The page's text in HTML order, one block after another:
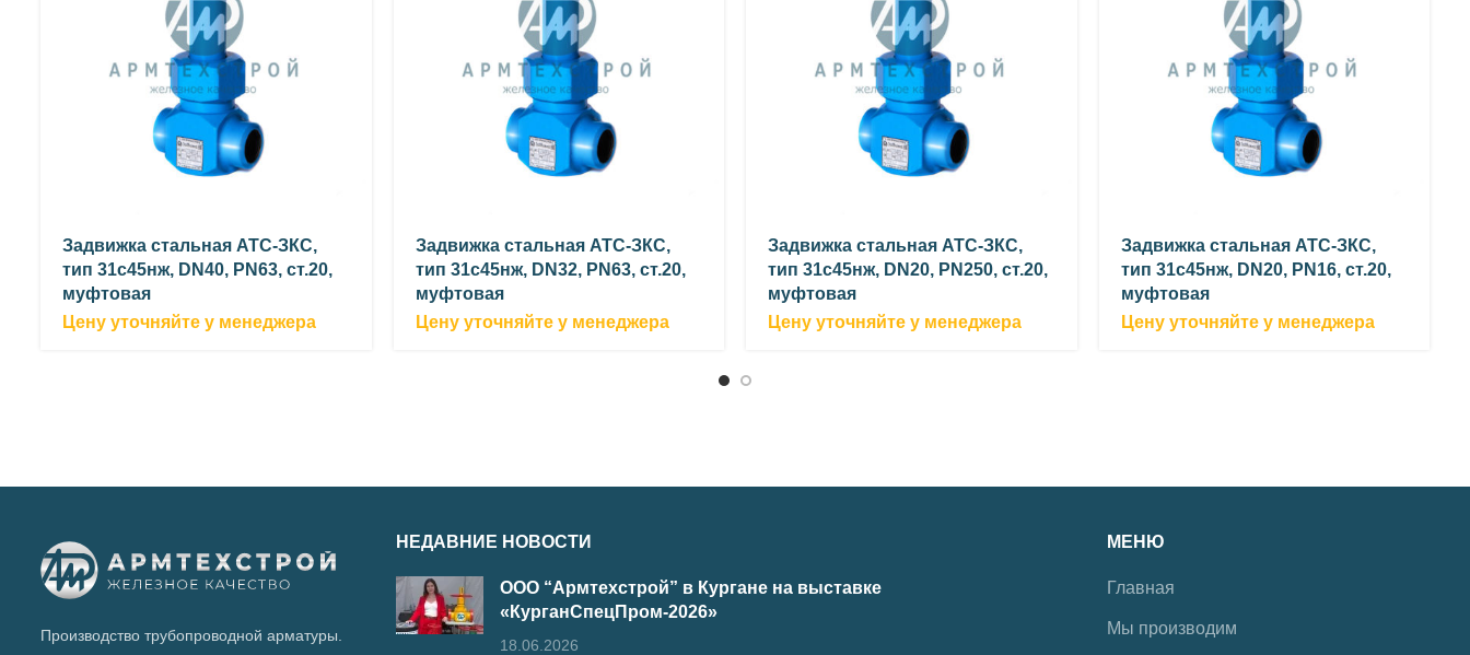
Задвижка стальная АТС-ЗКС,
тип 31с45нж, DN40, PN63, ст.20,
муфтовая
Цену уточняйте у менеджера
Задвижка стальная АТС-ЗКС,
тип 31с45нж, DN32, PN63, ст.20,
муфтовая
Цену уточняйте у менеджера
Задвижка стальная АТС-ЗКС,
тип 31с45нж, DN20, PN250, ст.20,
муфтовая
Цену уточняйте у менеджера
Задвижка стальная АТС-ЗКС,
тип 31с45нж, DN20, PN16, ст.20,
муфтовая
Цену уточняйте у менеджера
Производство трубопроводной арматуры.
НЕДАВНИЕ НОВОСТИ
ООО “Армтехстрой” в Кургане на выставке
«КурганСпецПром-2026»
18.06.2026
МЕНЮ
Главная
Мы производим